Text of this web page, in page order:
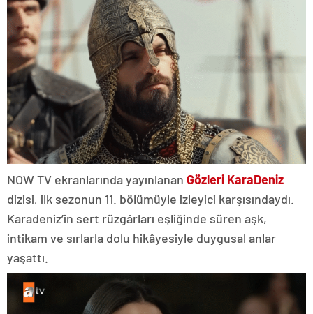
NOW TV ekranlarında yayınlanan Gözleri KaraDeniz
dizisi, ilk sezonun 11. bölümüyle izleyici karşısındaydı.
Karadeniz’in sert rüzgârları eşliğinde süren aşk,
intikam ve sırlarla dolu hikâyesiyle duygusal anlar
yaşattı.